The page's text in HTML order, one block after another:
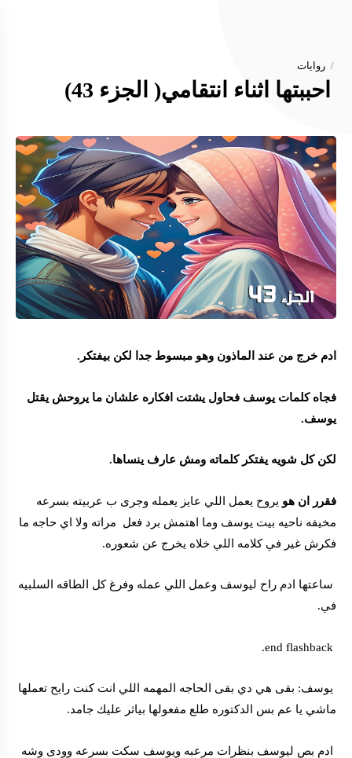
روايات
احببتها اثناء انتقامي( الجزء 43)
ادم خرج من عند الماذون وهو مبسوط جدا لكن بيفتكر.
فجاه كلمات يوسف فحاول يشتت افكاره علشان ما يروحش يقتل
يوسف.
لكن كل شويه يفتكر كلماته ومش عارف ينساها.
فقرر ان هو يروح يعمل اللي عايز يعمله وجرى ب عربيته بسرعه
مخيفه ناحيه بيت يوسف وما اهتمش برد فعل مراته ولا اي حاجه ما
فكرش غير في كلامه اللي خلاه يخرج عن شعوره.
ساعتها ادم راح ليوسف وعمل اللي عمله وفرغ كل الطاقه السلبيه
في.
يوسف: بقى هي دي بقى الحاجه المهمه اللي انت كنت رايح تعملها
ماشي يا عم بس الدكتوره طلع مفعولها بياثر عليك جامد.
ادم بص ليوسف بنظرات مرعبه ويوسف سكت بسرعه وودى وشه